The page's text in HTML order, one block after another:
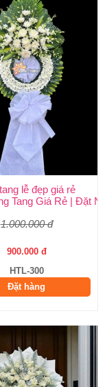
Thảo
lễ đẹp giá rẻ
Tang Giá Rẻ | Đặt
1.000.000 đ
900.000 đ
HTL-300
Đặt hàng